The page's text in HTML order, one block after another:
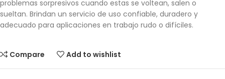
problemas sorpresivos cuando estas se voltean, salen o
sueltan. Brindan un servicio de uso confiable, duradero y
adecuado para aplicaciones en trabajo rudo o difíciles.
Compare Add to wishlist